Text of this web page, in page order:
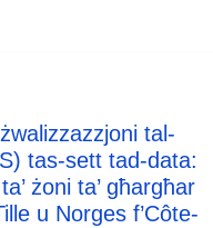
tal-
tas-sett tad-data:
żoni ta’ għargħar
u Norges f’Côte-